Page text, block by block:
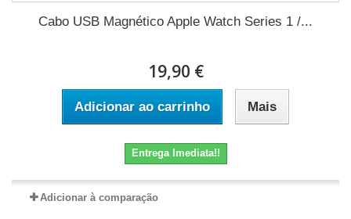
Cabo USB Magnético Apple Watch Series 1 /...
19,90 €
Adicionar ao carrinho Mais
Entrega Imediata!!
Adicionar à comparação